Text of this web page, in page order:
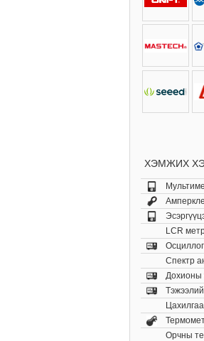
ХЭМЖИХ
LCR
Спектр
Дохионы
Орчны